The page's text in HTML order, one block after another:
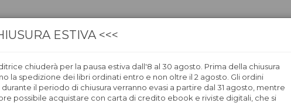
LIBRERIE ÀNCORAWOW
ESTIVA <<<
chiuderà per la pausa estiva dall'8 al 30 agosto. Prima della chiusura
la spedizione dei libri ordinati entro e non oltre il 2 agosto. Gli ordini
il periodo di chiusura verranno evasi a partire dal 31 agosto, mentre
possibile acquistare con carta di credito ebook e riviste digitali, che si